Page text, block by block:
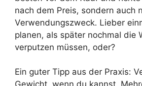
nach dem Preis, sondern auch
Verwendungszweck. Lieber
planen, als später nochmal die
verputzen müssen, oder?
Ein guter Tipp aus der Praxis:
Gewicht, wenn du kannst.